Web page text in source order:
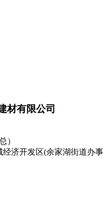
材有限公司
）
济开发区(余家湖街道办事